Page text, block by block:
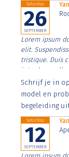
Saturday
26
SEPTEMBER
Lorem ipsum
elit.
tristique. Duis
interdum
Aenean
imperdiet.
Schrijf je in
model en
begeleiding
Saturday
12
SEPTEMBER